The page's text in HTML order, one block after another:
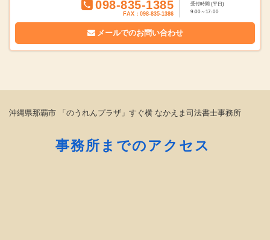
098-835-1385
FAX：098-835-1386
受付時間 (平日)
9:00～17:00
メールでのお問い合わせ
沖縄県那覇市 「のうれんプラザ」すぐ横 なかえま司法書士事務所
事務所までのアクセス